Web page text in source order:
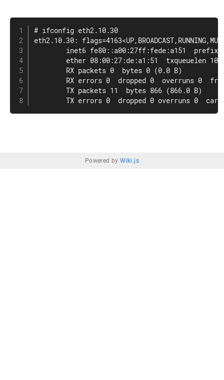
# ifconfig eth2.10.30
eth2.10.30:
inet6 fe80::a00:27ff:fede:a151
ether 08:00:27:de:a1:51  txqueuelen
        RX packets 0  bytes 0 (0.0 B)
RX errors 0  dropped 0  overruns 0
        TX packets 11  bytes 866 (866.0 B)
TX errors 0  dropped 0 overruns 0
Powered byWiki.js